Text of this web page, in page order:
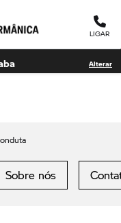
Para saber
LIGAR
Alterar
Sobre nós